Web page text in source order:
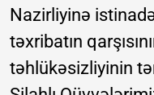
Nazirliyinə
təxribatın
təhlükəsizliyinin